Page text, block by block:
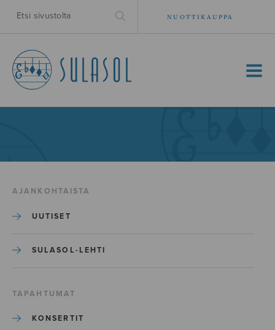
NUOTTIKAUPPA
MENU
AJANKOHTAISTA
UUTISET
SULASOL-LEHTI
TAPAHTUMAT
KONSERTIT